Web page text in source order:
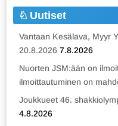
Uutiset
Vantaan Kesälava, Myyr
20.8.2026 7.8.2026
Nuorten JSM:ään on
ilmoittautuminen on
Joukkueet 46.
4.8.2026